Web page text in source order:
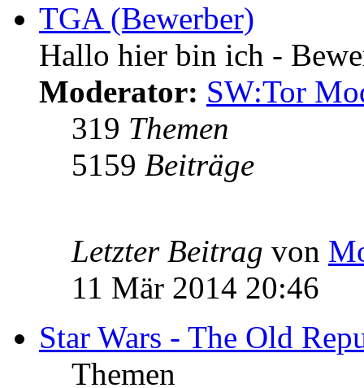
TGA (Bewerber)
Hallo hier bin ich -
Moderator: SW:Tor
319 Themen
5159 Beiträge
Letzter Beitrag von
11 Mär 2014 20:46
Star Wars - The Old
Themen